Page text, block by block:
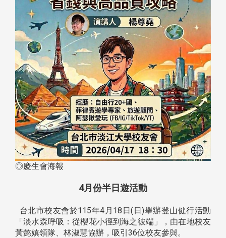
◎慶生會海報
4月份半日遊活動
台北市校友會於115年4月18日(日)舉辦登山健行活動
「淡水森呼吸：從櫻花小徑到海之彼端」，由在地校友
黃懿嫃領隊、林淑慧協辦，吸引36位校友參與。